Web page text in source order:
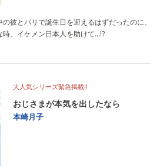
彼とパリで誕生日を迎えるはずだったのに、
、イケメン日本人を助けて…!?
大人気シリーズ緊急掲載!!
おじさまが本気を出したなら
本崎月子